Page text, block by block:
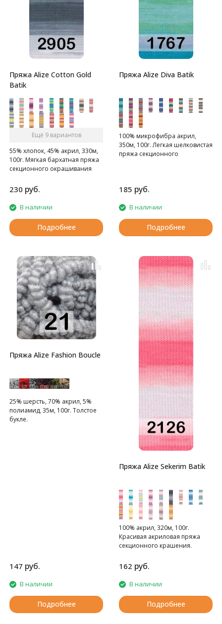
Пряжа Alize Cotton Gold
Batik
Ещё 9 вариантов
55% хлопок, 45% акрил, 330м,
100г. Мягкая бархатная пряжа
секционного окрашивания
230 руб.
В наличии
Подробнее
Пряжа Alize Diva Batik
100% микрофибра акрил,
350м, 100г. Легкая шелковистая
пряжа секционного
185 руб.
В наличии
Подробнее
Пряжа Alize Fashion Boucle
25% шерсть, 70% акрил, 5%
полиамид, 35м, 100г. Толстое
букле.
147 руб.
В наличии
Подробнее
Пряжа Alize Sekerim Batik
100% акрил, 320м, 100г.
Красивая акриловая пряжа
секционного крашения.
162 руб.
В наличии
Подробнее